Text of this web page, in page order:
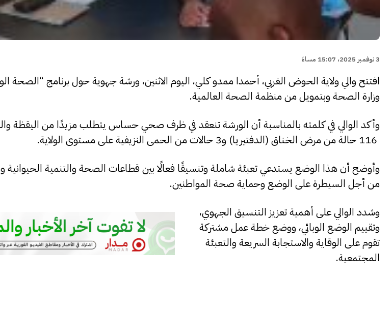
3 نوفمبر 2025، 15:07 مساءً
افتتح والي ولاية الحوض الغربي، أحمدا ممدو كلي، اليوم الاثنين، ورشة جهوية حول برنامج
وزارة الصحة وبتمويل من منظمة الصحة العالمية.
وأكد الوالي في كلمته بالمناسبة أن الورشة تنعقد في ظرف صحي حساس يتطلب مزيدًا من اليقظة
وأوضح أن هذا الوضع يستدعي تعبئة شاملة وتنسيقًا فعالًا بين قطاعات الصحة والتنمية الحيوانية
من أجل السيطرة على الوضع وحماية صحة المواطنين.
وشدد الوالي على أهمية تعزيز التنسيق الجهوي،
وتقييم الوضع الوبائي، ووضع خطة عمل مشتركة
تقوم على الوقاية والاستجابة السريعة والتعبئة
المجتمعية.